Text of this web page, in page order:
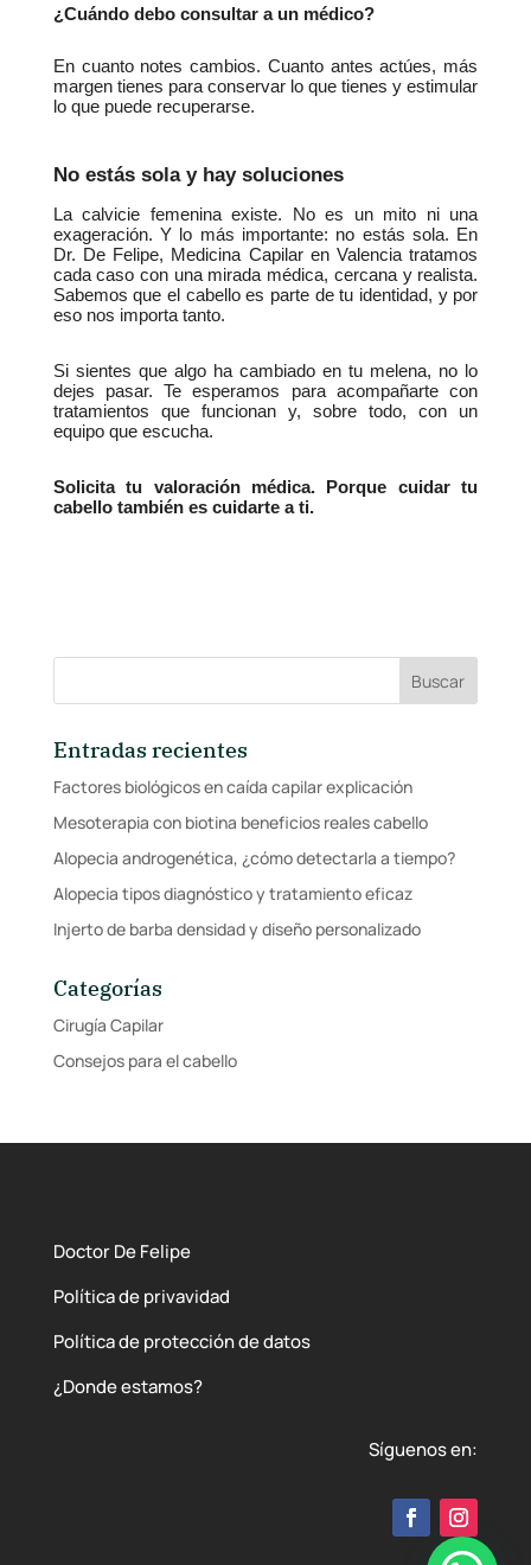
¿Cuándo debo consultar a un médico?
En cuanto notes cambios. Cuanto antes actúes, más
margen tienes para conservar lo que tienes y estimular
lo que puede recuperarse.
No estás sola y hay soluciones
La calvicie femenina existe. No es un mito ni una
exageración. Y lo más importante: no estás sola. En
Dr. De Felipe, Medicina Capilar en Valencia tratamos
cada caso con una mirada médica, cercana y realista.
Sabemos que el cabello es parte de tu identidad, y por
eso nos importa tanto.
Si sientes que algo ha cambiado en tu melena, no lo
dejes pasar. Te esperamos para acompañarte con
tratamientos que funcionan y, sobre todo, con un
equipo que escucha.
Solicita tu valoración médica. Porque cuidar tu
cabello también es cuidarte a ti.
Entradas recientes
Factores biológicos en caída capilar explicación
Mesoterapia con biotina beneficios reales cabello
Alopecia androgenética, ¿cómo detectarla a tiempo?
Alopecia tipos diagnóstico y tratamiento eficaz
Injerto de barba densidad y diseño personalizado
Categorías
Cirugía Capilar
Consejos para el cabello
Doctor De Felipe
Política de privavidad
Política de protección de datos
¿Donde estamos?
Síguenos en: